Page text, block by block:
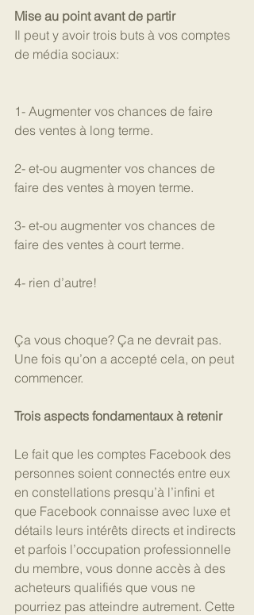
Mise au point avant de partir
Il peut y avoir trois buts à vos comptes
de média sociaux:
1- Augmenter vos chances de faire
des ventes à long terme.
2- et-ou augmenter vos chances de
faire des ventes à moyen terme.
3- et-ou augmenter vos chances de
faire des ventes à court terme.
4- rien d’autre!
Ça vous choque? Ça ne devrait pas.
Une fois qu’on a accepté cela, on peut
commencer.
Trois aspects fondamentaux à retenir
Le fait que les comptes Facebook des
personnes soient connectés entre eux
en constellations presqu’à l’infini et
que Facebook connaisse avec luxe et
détails leurs intérêts directs et indirects
et parfois l’occupation professionnelle
du membre, vous donne accès à des
acheteurs qualifiés que vous ne
pourriez pas atteindre autrement. Cette